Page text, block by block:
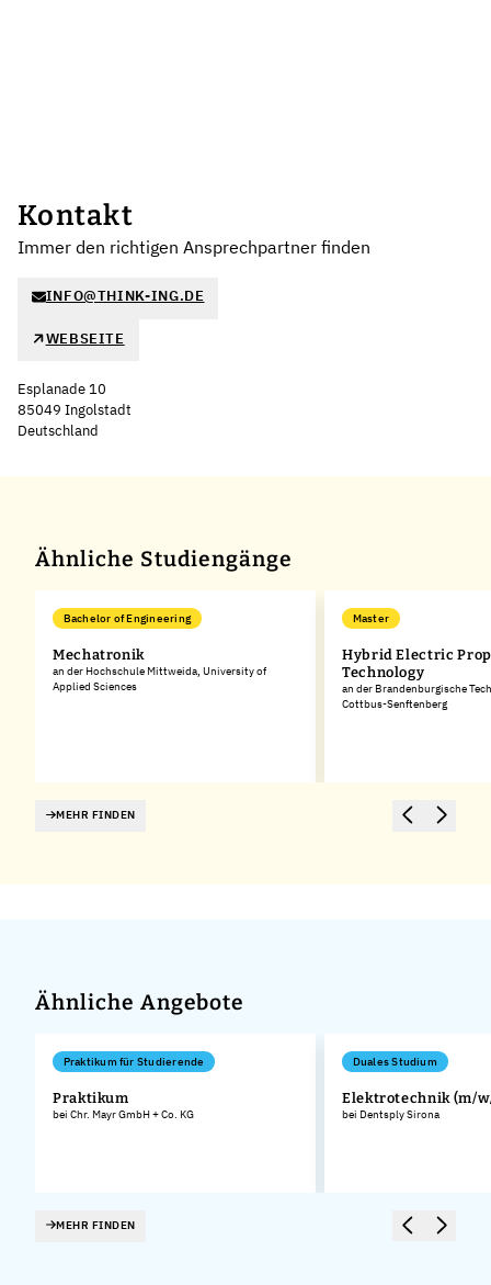
Kontakt
Immer den richtigen Ansprechpartner finden
INFO@THINK-ING.DE
WEBSEITE
Esplanade 10
85049 Ingolstadt
Deutschland
Ähnliche Studiengänge
Bachelor of Engineering
Mechatronik
an der Hochschule Mittweida, University of
Applied Sciences
Master
Hybrid Electric
Technology
an der Brandenburgische
Cottbus-Senftenberg
MEHR FINDEN
Ähnliche Angebote
Praktikum für Studierende
Praktikum
bei Chr. Mayr GmbH + Co. KG
Duales Studium
Elektrotechnik (m/
bei Dentsply Sirona
MEHR FINDEN